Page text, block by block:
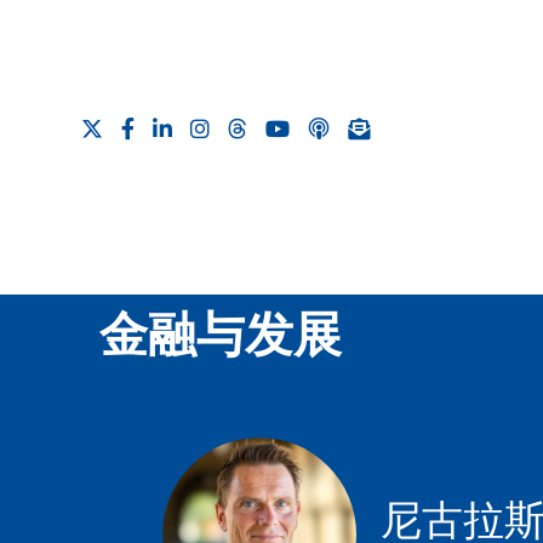
金融与发展
尼古拉